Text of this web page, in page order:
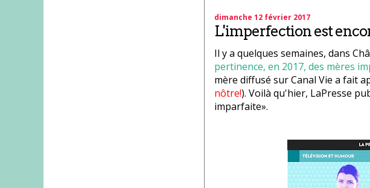
dimanche 12 février 2017
L'imperfection est
Il y a quelques semaines, dans
pertinence, en 2017, des mères
mère diffusé sur Canal Vie a fait
nôtre!). Voilà qu'hier, LaPresse
imparfaite».